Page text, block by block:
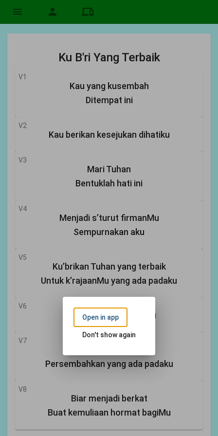
menu person devices
Ku B'ri Yang Terbaik
V1
Kau yang kusembah
Ditempat ini
V2
Kau berikan kesejukan dihatiku
V3
Mari Tuhan
Bentuklah hati ini
V4
Menjadi s’turut firmanMu
Sempurnakan aku
V5
Ku’brikan Tuhan yang terbaik
Untuk k’rajaanMu yang ada padaku
V6
Kan kuserahkan bagiMu
V7
Persembahkan yang ada padaku
V8
Biar menjadi berkat
Buat kemuliaan hormat bagiMu
Open in app
Don't show again